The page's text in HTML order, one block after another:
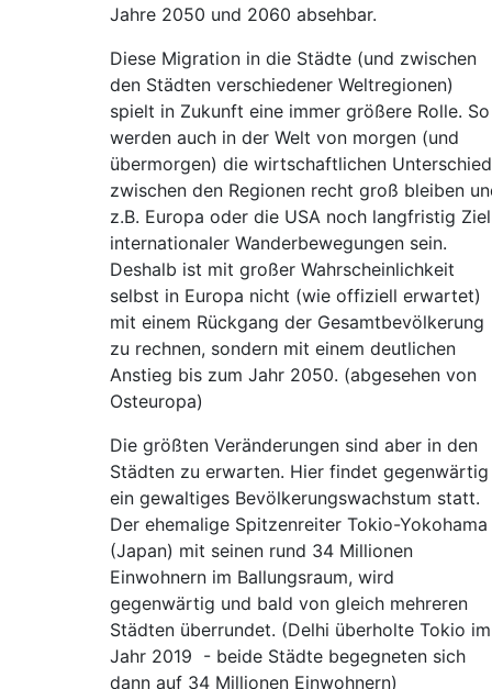
Jahre 2050 und 2060 absehbar.
Diese Migration in die Städte (und zwischen
den Städten verschiedener Weltregionen)
spielt in Zukunft eine immer größere Rolle. So
werden auch in der Welt von morgen (und
übermorgen) die wirtschaftlichen
zwischen den Regionen recht groß bleiben
z.B. Europa oder die USA noch langfristig Ziel
internationaler Wanderbewegungen sein.
Deshalb ist mit großer Wahrscheinlichkeit
selbst in Europa nicht (wie offiziell erwartet)
mit einem Rückgang der Gesamtbevölkerung
zu rechnen, sondern mit einem deutlichen
Anstieg bis zum Jahr 2050. (abgesehen von
Osteuropa)
Die größten Veränderungen sind aber in den
Städten zu erwarten. Hier findet gegenwärtig
ein gewaltiges Bevölkerungswachstum statt.
Der ehemalige Spitzenreiter Tokio-Yokohama
(Japan) mit seinen rund 34 Millionen
Einwohnern im Ballungsraum, wird
gegenwärtig und bald von gleich mehreren
Städten überrundet. (Delhi überholte Tokio im
Jahr 2019 - beide Städte begegneten sich
dann auf 34 Millionen Einwohnern)